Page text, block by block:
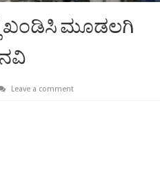
ಖಂಡಿಸಿ ಮೂಡಲಗಿ
Leave a comment